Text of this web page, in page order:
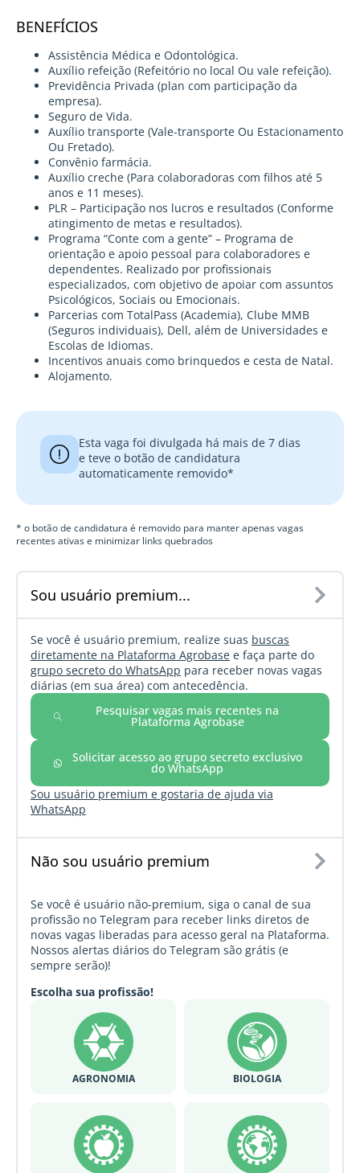
BENEFÍCIOS
Assistência Médica e Odontológica.
Auxílio refeição (Refeitório no local Ou vale refeição).
Previdência Privada (plan com participação da
empresa).
Seguro de Vida.
Auxílio transporte (Vale-transporte Ou Estacionamento
Ou Fretado).
Convênio farmácia.
Auxílio creche (Para colaboradoras com filhos até 5
anos e 11 meses).
PLR – Participação nos lucros e resultados (Conforme
atingimento de metas e resultados).
Programa “Conte com a gente” – Programa de
orientação e apoio pessoal para colaboradores e
dependentes. Realizado por profissionais
especializados, com objetivo de apoiar com assuntos
Psicológicos, Sociais ou Emocionais.
Parcerias com TotalPass (Academia), Clube MMB
(Seguros individuais), Dell, além de Universidades e
Escolas de Idiomas.
Incentivos anuais como brinquedos e cesta de Natal.
Alojamento.
Esta vaga foi divulgada há mais de 7 dias
e teve o botão de candidatura
automaticamente removido*
* o botão de candidatura é removido para manter apenas vagas
recentes ativas e minimizar links quebrados
Sou usuário premium...
Se você é usuário premium, realize suas buscas
diretamente na Plataforma Agrobase e faça parte do
grupo secreto do WhatsApp para receber novas vagas
diárias (em sua área) com antecedência.
Pesquisar vagas mais recentes na
Plataforma Agrobase
Solicitar acesso ao grupo secreto exclusivo
do WhatsApp
Sou usuário premium e gostaria de ajuda via
WhatsApp
Não sou usuário premium
Se você é usuário não-premium, siga o canal de sua
profissão no Telegram para receber links diretos de
novas vagas liberadas para acesso geral na Plataforma.
Nossos alertas diários do Telegram são grátis (e
sempre serão)!
Escolha sua profissão!
AGRONOMIA BIOLOGIA